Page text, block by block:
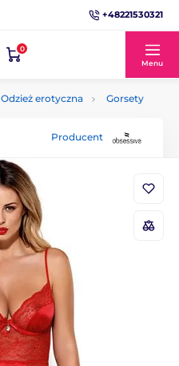
+48221530321
0
Menu
Odzież erotyczna Gorsety
Producent